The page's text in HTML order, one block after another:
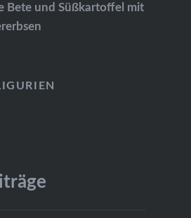
Bete und Süßkartoffel mit